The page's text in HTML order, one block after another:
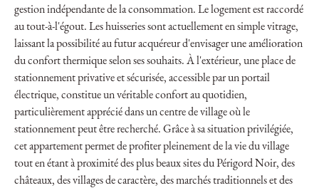
gestion indépendante de la consommation. Le logement est raccordé
au tout-à-l'égout. Les huisseries sont actuellement en simple vitrage,
laissant la possibilité au futur acquéreur d'envisager une amélioration
du confort thermique selon ses souhaits. À l'extérieur, une place de
stationnement privative et sécurisée, accessible par un portail
électrique, constitue un véritable confort au quotidien,
particulièrement apprécié dans un centre de village où le
stationnement peut être recherché. Grâce à sa situation privilégiée,
cet appartement permet de profiter pleinement de la vie du village
tout en étant à proximité des plus beaux sites du Périgord Noir, des
châteaux, des villages de caractère, des marchés traditionnels et des